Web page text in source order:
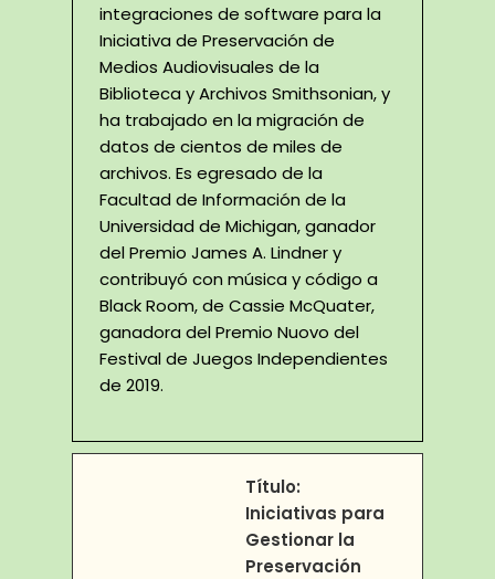
integraciones de software para la
Iniciativa de Preservación de
Medios Audiovisuales de la
Biblioteca y Archivos Smithsonian, y
ha trabajado en la migración de
datos de cientos de miles de
archivos. Es egresado de la
Facultad de Información de la
Universidad de Michigan, ganador
del Premio James A. Lindner y
contribuyó con música y código a
Black Room, de Cassie McQuater,
ganadora del Premio Nuovo del
Festival de Juegos Independientes
de 2019.
Título:
Iniciativas para
Gestionar la
Preservación